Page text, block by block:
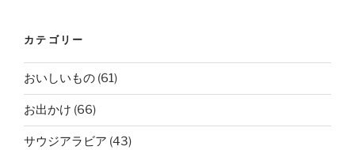
カテゴリー
おいしいもの (61)
お出かけ (66)
サウジアラビア (43)